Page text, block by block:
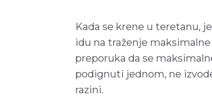
Kada se krene u teretanu,
idu na traženje
preporuka da se
podignuti jednom, ne
razini.